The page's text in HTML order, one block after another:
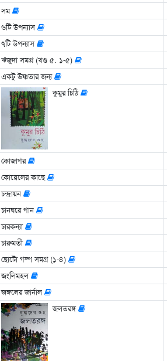
সম
৬টি উপন্যাস
৭টি উপন্যাস
ঋজুদা সমগ্র (খণ্ড ৫. ১-৫)
একটু উষ্ণতার জন্য
কুমুর চিঠি
কোজাগর
কোয়েলের কাছে
চন্দ্রায়ন
চানঘরে গান
চারকন্যা
চারুমতী
ছোটো গল্প সমগ্র (১-৪)
জংলিমহল
জঙ্গলের জার্নাল
জলতরঙ্গ